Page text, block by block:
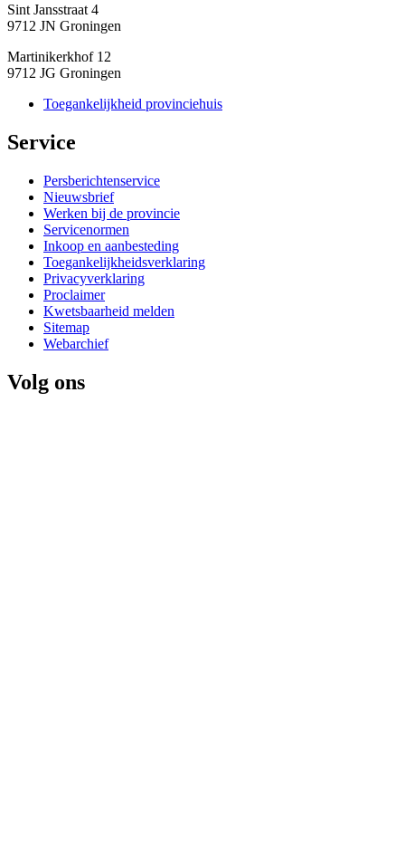
Sint Jansstraat 4
9712 JN Groningen
Martinikerkhof 12
9712 JG Groningen
Toegankelijkheid provinciehuis
Service
Persberichtenservice
Nieuwsbrief
Werken bij de provincie
Servicenormen
Inkoop en aanbesteding
Toegankelijkheidsverklaring
Privacyverklaring
Proclaimer
Kwetsbaarheid melden
Sitemap
Webarchief
Volg ons